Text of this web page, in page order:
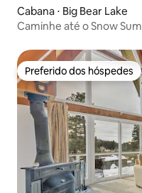
Cabana ⋅ Big Bear Lake
Caminhe até o Snow
Preferido dos hóspedes
Preferido dos hóspedes